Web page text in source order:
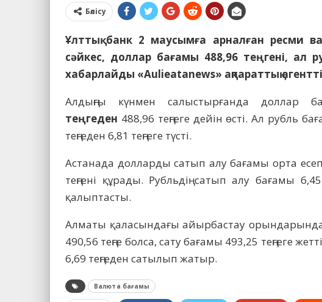
Бөлісу
Ұлттық банк 2 маусымға арналған ресми
сәйкес, доллар бағамы 488,96 теңгені, ал
хабарлайды «Aulieatanews» ақпараттық
Алдыңғы күнмен салыстырғанда доллар
теңгеден 488,96 теңгеге дейін өсті. Ал рубль
теңгеден 6,81 теңгеге түсті.
Астанада долларды сатып алу бағамы орта
теңгені құрады. Рубльдің сатып алу бағамы
қалыптасты.
Алматы қаласындағы айырбастау
490,56 теңге болса, сату бағамы 493,25 теңгеге
6,69 теңгеден сатылып жатыр.
Валюта бағамы